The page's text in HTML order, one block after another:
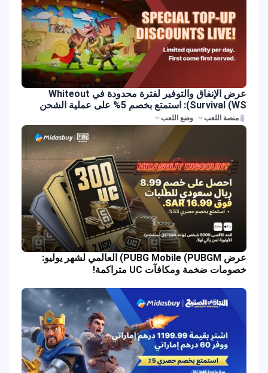
عرض الإنفاق والتوفير لفترة محدودة في Whiteout
Survival (WS): استمتع بخصم 5% على عملية الشحن
منصة اللعب وضع اللعب
عرض PUBG Mobile (PUBGM) العالمي لشهر يوليو:
خصومات ضخمة ومكافآت UC متراكمة!